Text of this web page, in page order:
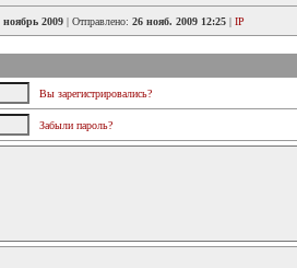
ноябрь 2009 | Отправлено: 26 нояб. 2009 12:25 | IP
Вы зарегистрировались?
Забыли пароль?